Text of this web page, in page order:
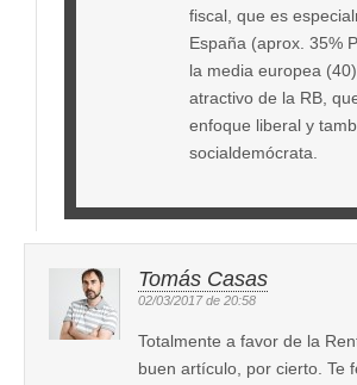
fiscal, que es
España (aprox. 35%
la media europea
atractivo de la RB,
enfoque liberal y
socialdemócrata.
Tomás Casas
02/03/2017 de 20:58
Totalmente a favor de la
buen artículo, por cierto. Te